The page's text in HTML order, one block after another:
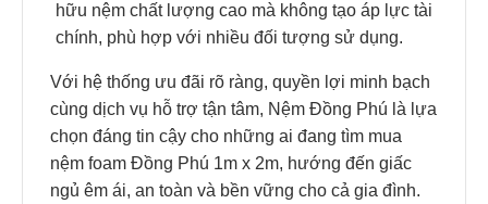
hữu nệm chất lượng cao mà không tạo áp lực tài
chính, phù hợp với nhiều đối tượng sử dụng.
Với hệ thống ưu đãi rõ ràng, quyền lợi minh bạch
cùng dịch vụ hỗ trợ tận tâm, Nệm Đồng Phú là lựa
chọn đáng tin cậy cho những ai đang tìm mua
nệm foam Đồng Phú 1m x 2m, hướng đến giấc
ngủ êm ái, an toàn và bền vững cho cả gia đình.